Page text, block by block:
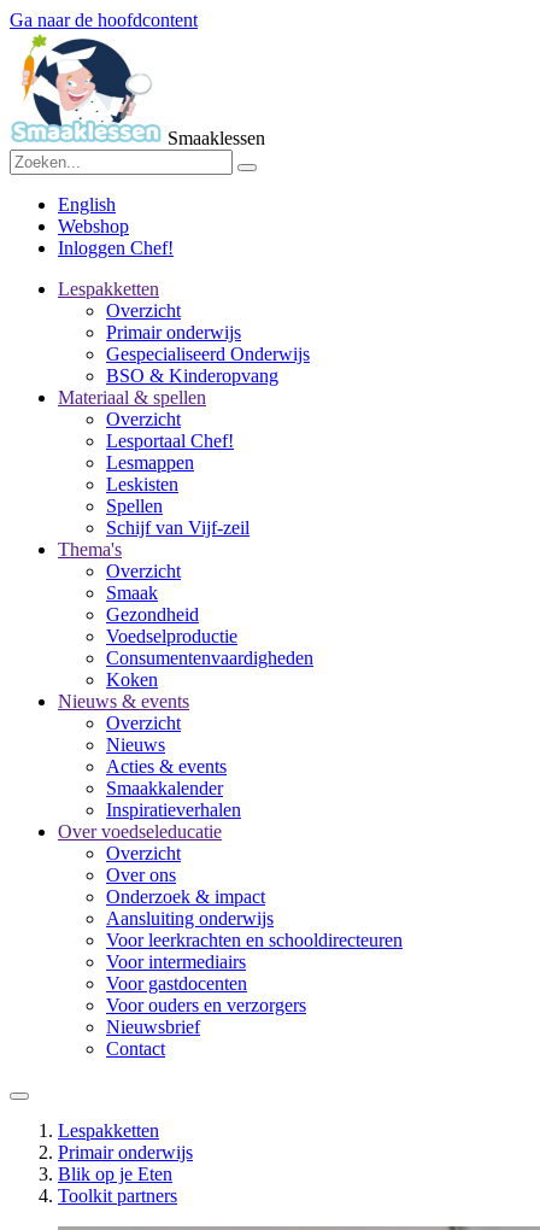
Ga naar de hoofdcontent
Smaaklessen
English
Webshop
Inloggen Chef!
Lespakketten
Overzicht
Primair onderwijs
Gespecialiseerd Onderwijs
BSO & Kinderopvang
Materiaal & spellen
Overzicht
Lesportaal Chef!
Lesmappen
Leskisten
Spellen
Schijf van Vijf-zeil
Thema's
Overzicht
Smaak
Gezondheid
Voedselproductie
Consumentenvaardigheden
Koken
Nieuws & events
Overzicht
Nieuws
Acties & events
Smaakkalender
Inspiratieverhalen
Over voedseleducatie
Overzicht
Over ons
Onderzoek & impact
Aansluiting onderwijs
Voor leerkrachten en schooldirecteuren
Voor intermediairs
Voor gastdocenten
Voor ouders en verzorgers
Nieuwsbrief
Contact
Lespakketten
Primair onderwijs
Blik op je Eten
Toolkit partners